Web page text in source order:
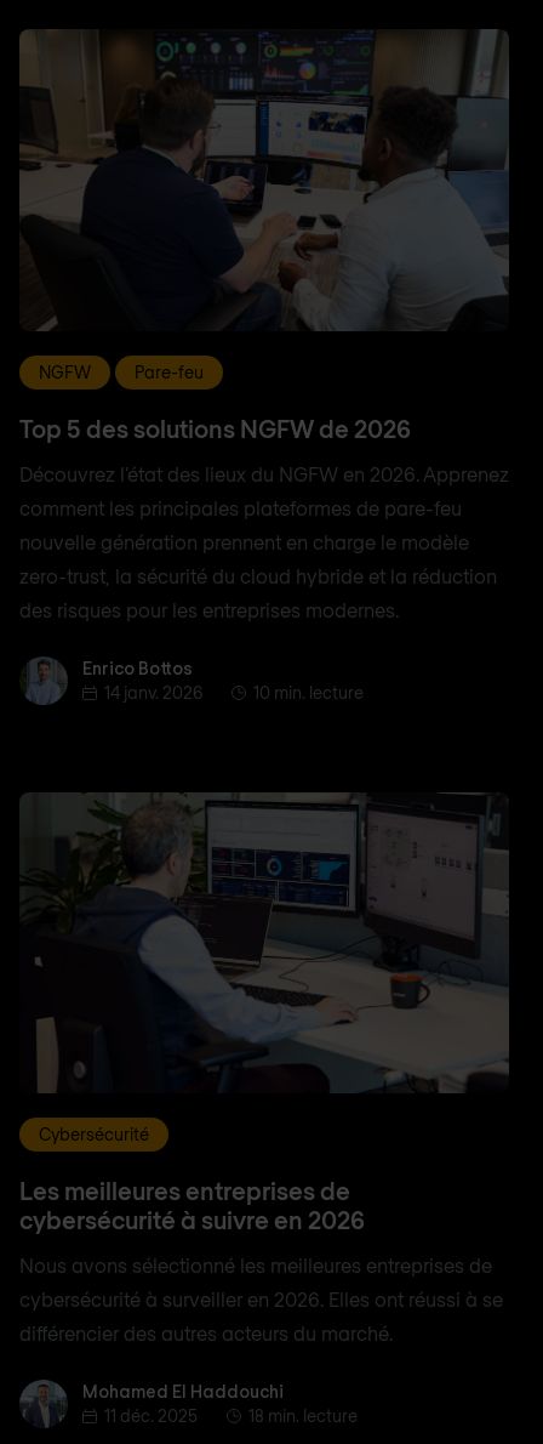
NGFW Pare-feu
Top 5 des solutions NGFW de 2026
Découvrez l'état des lieux du NGFW en 2026. Apprenez
comment les principales plateformes de pare-feu
nouvelle génération prennent en charge le modèle
zero-trust, la sécurité du cloud hybride et la réduction
des risques pour les entreprises modernes.
Enrico BottosEnrico Bottos
14 janv. 2026
10 min. lecture
Cybersécurité
Les meilleures entreprises de
cybersécurité à suivre en 2026
Nous avons sélectionné les meilleures entreprises de
cybersécurité à surveiller en 2026. Elles ont réussi à se
différencier des autres acteurs du marché.
Mohamed El Haddouchi
Mohamed El Haddouchi
11 déc. 2025
18 min. lecture